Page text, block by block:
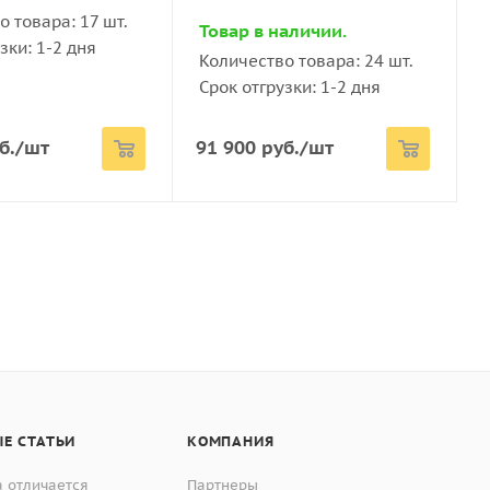
излучения исследуемого объекта,
приемник, в электрический сигнал,
системой в цифровой сигнал.
148
товара: 17 шт.
1-2 дня
/шт
Товар в наличии.
Количество товара: 24 шт.
Срок отгрузки: 1-2 дня
91 900 руб./шт
СТАТЬИ КОМПАНИЯ
Партнеры